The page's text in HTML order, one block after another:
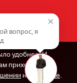
удобнее. И
приходит.
и Политике.
×
вопрос, я